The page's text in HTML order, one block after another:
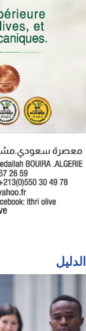
الدليل